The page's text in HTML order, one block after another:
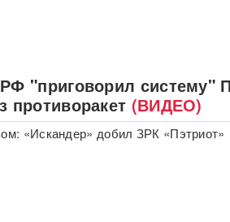
"приговорил систему"
противоракет (ВИДЕО)
«Искандер» добил ЗРК «Пэтриот»